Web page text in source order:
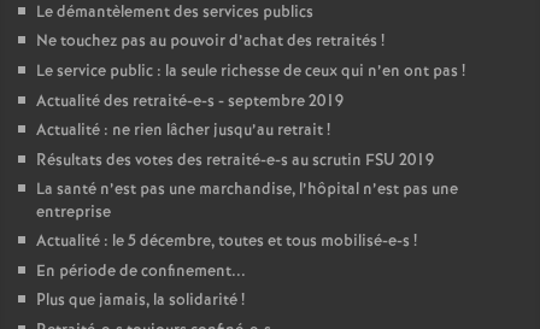
Le démantèlement des services publics
Ne touchez pas au pouvoir d’achat des retraités !
Le service public : la seule richesse de ceux qui n’en ont pas !
Actualité des retraité-e-s - septembre 2019
Actualité : ne rien lâcher jusqu’au retrait!
Résultats des votes des retraité-e-s au scrutin FSU 2019
La santé n’est pas une marchandise, l’hôpital n’est pas une
entreprise
Actualité : le 5 décembre, toutes et tous mobilisé-e-s !
En période de confinement...
Plus que jamais, la solidarité!